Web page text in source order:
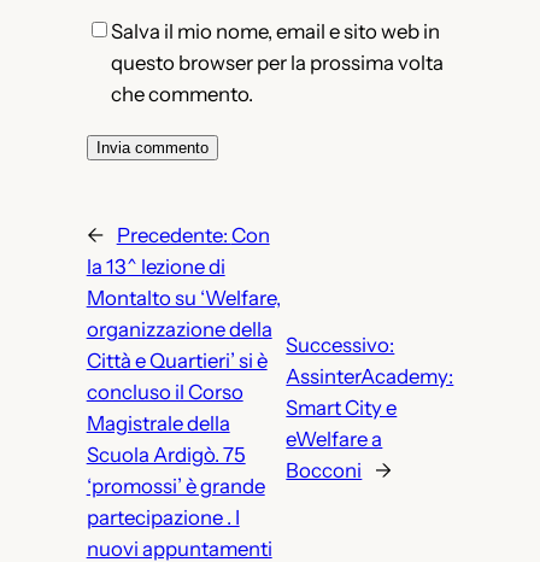
Salva il mio nome, email e sito web in
questo browser per la prossima volta
che commento.
← Precedente: Con
la 13^ lezione di
Montalto su ‘Welfare,
organizzazione della
Città e Quartieri’ si è
concluso il Corso
Magistrale della
Scuola Ardigò. 75
‘promossi’ è grande
partecipazione . I
nuovi appuntamenti
Successivo:
AssinterAcademy:
Smart City e
eWelfare a
Bocconi
→